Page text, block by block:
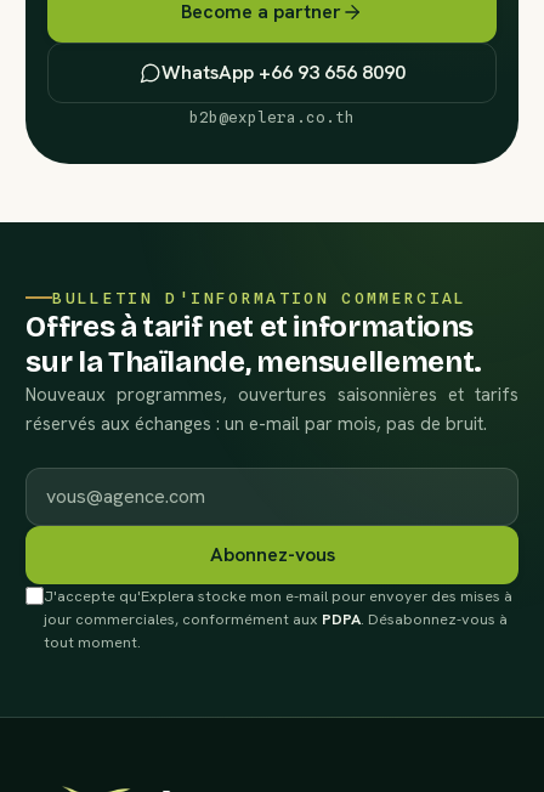
Become a partner
WhatsApp +66 93 656 8090
b2b@explera.co.th
BULLETIN D'INFORMATION COMMERCIAL
Offres à tarif net et informations
sur la Thaïlande, mensuellement.
Nouveaux programmes, ouvertures saisonnières et tarifs
réservés aux échanges : un e-mail par mois, pas de bruit.
E-mail professionnel
Abonnez-vous
J'accepte qu'Explera stocke mon e-mail pour envoyer des mises à
jour commerciales, conformément aux PDPA. Désabonnez-vous à
tout moment.